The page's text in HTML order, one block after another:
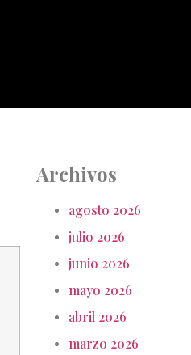
Archivos
agosto 2026
julio 2026
junio 2026
mayo 2026
abril 2026
marzo 2026